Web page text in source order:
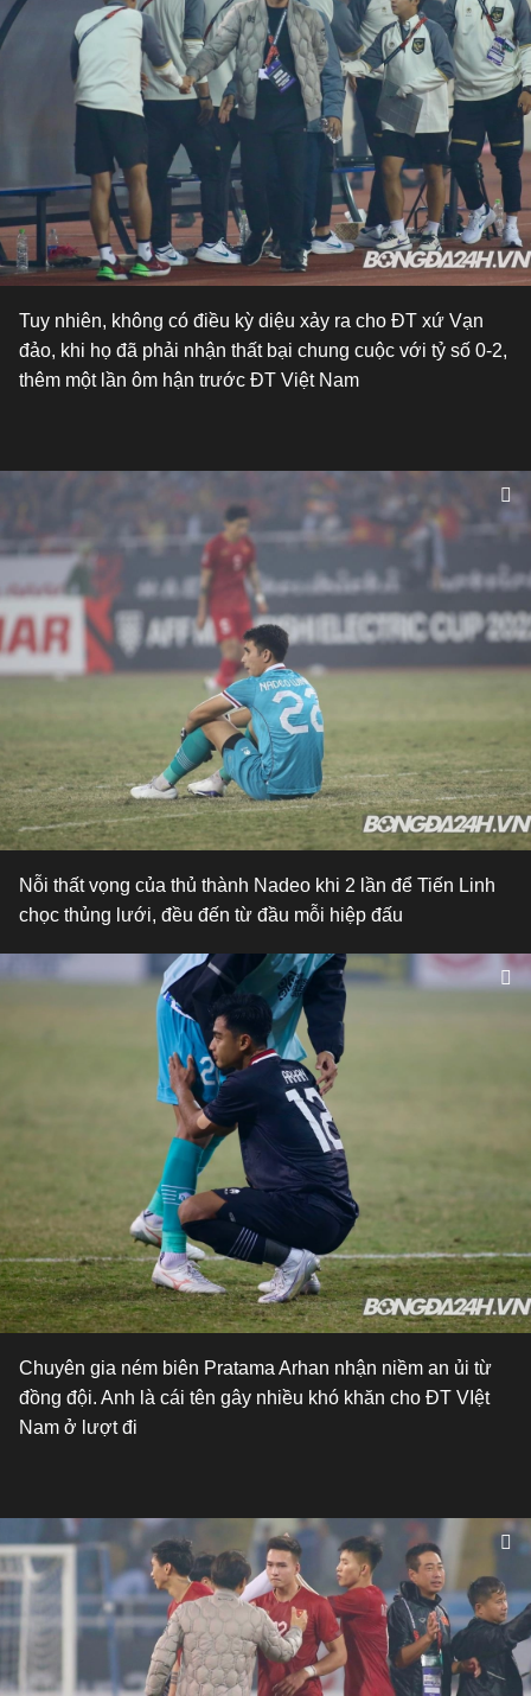
Tuy nhiên, không có điều kỳ diệu xảy ra cho ĐT xứ Vạn
đảo, khi họ đã phải nhận thất bại chung cuộc với tỷ số 0-2,
thêm một lần ôm hận trước ĐT Việt Nam
Nỗi thất vọng của thủ thành Nadeo khi 2 lần để Tiến Linh
chọc thủng lưới, đều đến từ đầu mỗi hiệp đấu
Chuyên gia ném biên Pratama Arhan nhận niềm an ủi từ
đồng đội. Anh là cái tên gây nhiều khó khăn cho ĐT VIệt
Nam ở lượt đi